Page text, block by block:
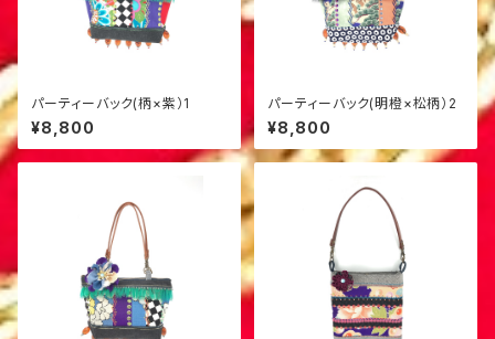
パーティーバック(柄×紫）1
¥8,800
パーティーバック(明橙×松柄）2
¥8,800